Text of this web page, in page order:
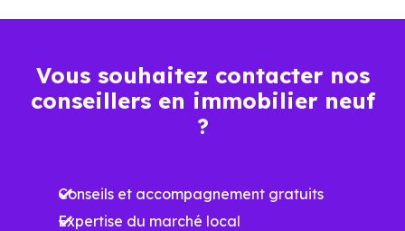
Vous souhaitez contacter nos
conseillers en immobilier neuf
?
Conseils et accompagnement gratuits
Expertise du marché local